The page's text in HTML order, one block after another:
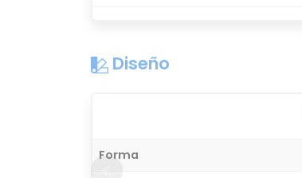
Diseño
Forma